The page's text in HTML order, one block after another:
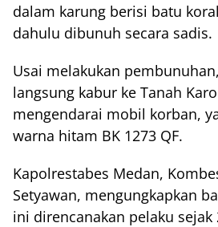
dalam karung berisi batu
dahulu dibunuh secara sadis.
Usai melakukan
langsung kabur ke Tanah
mengendarai mobil korban,
warna hitam BK 1273 QF.
Kapolrestabes Medan,
Setyawan, mengungkapkan
ini direncanakan pelaku sejak